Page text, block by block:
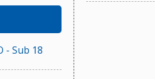
- Sub 18